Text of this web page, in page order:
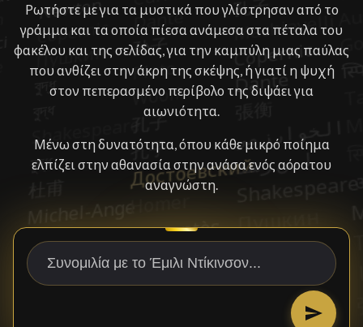
Ρωτήστε με για τα μυστικά που γλίστρησαν από το
γράμμα και τα οποία πίεσα ανάμεσα στα πέταλα του
φακέλου και της σελίδας, για την καμπύλη μιας παύλας
που ανθίζει στην άκρη της σκέψης, ή γιατί η ψυχή
στον πεπερασμένο περίβολο της διψάει για
αιωνιότητα.
Μένω στη δυνατότητα, όπου κάθε μικρό ποίημα
ελπίζει στην αθανασία στην ανάσα ενός αόρατου
αναγνώστη.